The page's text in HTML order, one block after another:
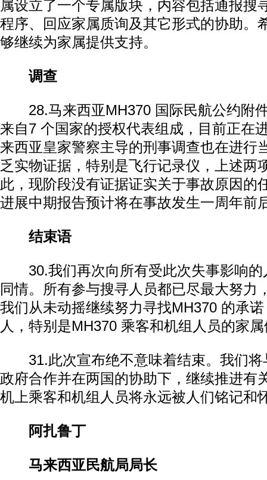
属设立了一个专属版块，内容包括通报搜
程序、回应家属质询及其它形式的协助。
够继续为家属提供支持。
调查
28.马来西亚MH370 国际民航公约附
来自7 个国家的授权代表组成，目前正在
来西亚皇家警察主导的刑事调查也在进行
乏实物证据，特别是飞行记录仪，上述两
此，现阶段没有证据证实关于事故原因的
进展中期报告预计将在事故发生一周年前
结束语
30.我们再次向所有受此次失事影响的
同情。所有参与搜寻人员都已尽最大努力
我们从未动摇继续努力寻找MH370 的承
人，特别是MH370 乘客和机组人员的家
31.此次宣布绝不意味着结束。我们将
政府合作并在两国的协助下，继续推进有
机上乘客和机组人员将永远被人们铭记和
阿扎鲁丁
马来西亚民航局局长